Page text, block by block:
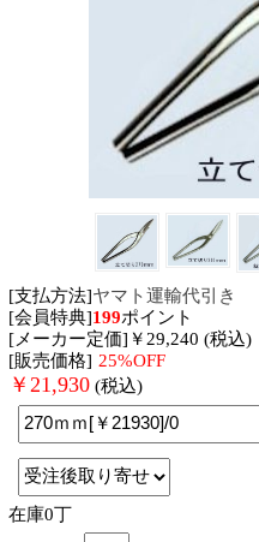
[支払方法]ヤマト運輸代引き
[会員特典]199ポイント
[メーカー定価]￥29,240 (税込)
[販売価格] 25%OFF
￥ 21,930 (税込)
在庫0丁